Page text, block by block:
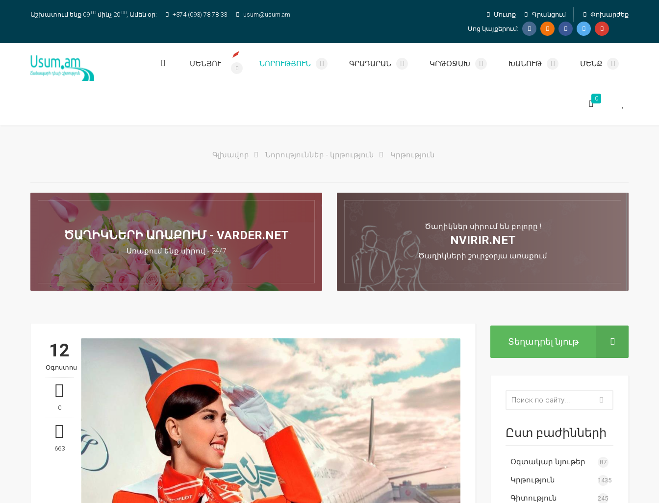
Աշխատում ենք 09 00 մինչ 20 00, Ամեն օր: +374 (093) 78 78 33 usum@usum.am Փոխարժեք
Մուտք
Գրանցում
Սոց կայքերում:
ՄԵՆՅՈՒ ՆՈՐՈՒԹՅՈՒՆ ԳՐԱԴԱՐԱՆ ԿՐԹՕՋԱԽ ԽԱՆՈՒԹ ՄԵՆՔ
0
Գլխավոր Նորություններ - կրթություն Կրթություն
ԾԱՂԻԿՆԵՐԻ ԱՌԱՔՈՒՄ - VARDER.NET
Առաքում ենք սիրով - 24/7
Ծաղիկներ սիրում են բոլորը !
NVIRIR.NET
Ծաղիկների շուրջօրյա առաքում
12
Օգոստոս
0
663
Տեղադրել նյութ
Ըստ բաժինների
Օգտակար նյութեր 87
Կրթություն 1435
Գիտություն 245